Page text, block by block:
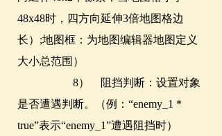
48x48时，四方向延伸3倍地图格边
长）;地图框：为地图编辑器地图定义
大小总范围）
8） 阻挡判断：设置对象
是否遭遇判断。（例：“enemy_1 *
true”表示“enemy_1”遭遇阻挡时）